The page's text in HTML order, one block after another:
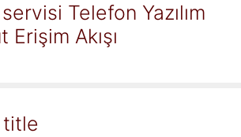
Telefon Yazılım
Akışı